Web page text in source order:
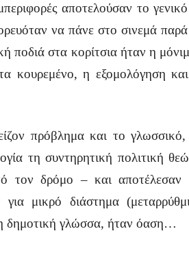
αποτελούσαν το
να πάνε στο σινεμά
ποδιά στα κορίτσια ήταν η
κουρεμένο, η εξομολόγηση
πρόβλημα και το γλωσσικό,
τη συντηρητική πολιτική
τον δρόμο – και αποτέλεσαν
μικρό διάστημα
δημοτική γλώσσα, ήταν όαση…